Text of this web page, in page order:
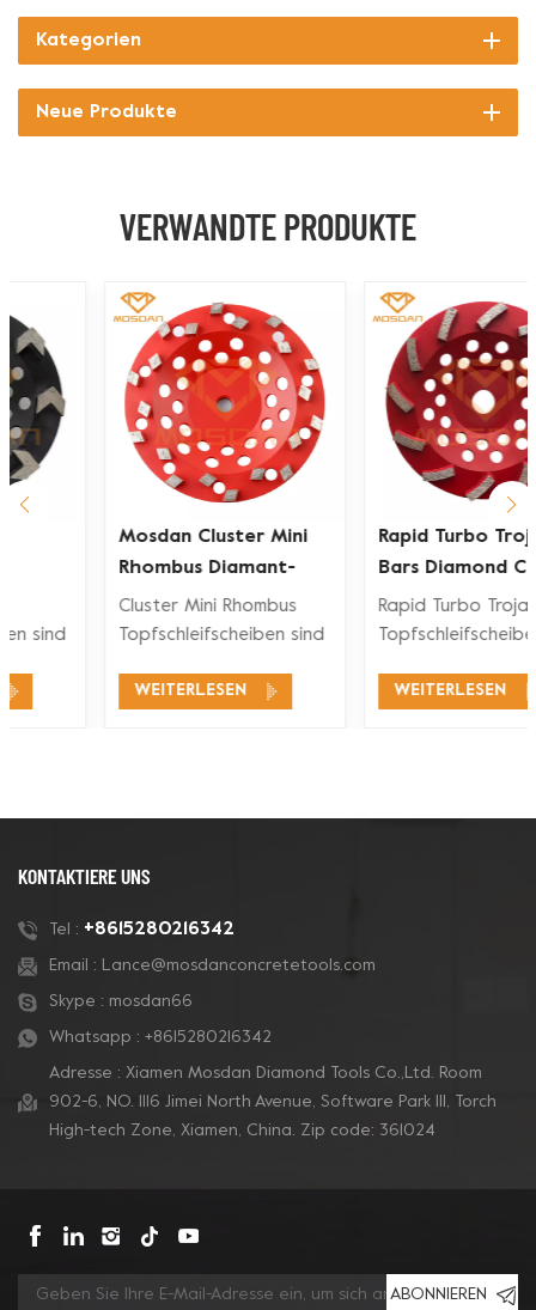
Kategorien
Neue Produkte
VERWANDTE PRODUKTE
Mosdan Cluster Mini
Rhombus Diamant-
Schleifscheiben
Cluster Mini Rhombus
Topfschleifscheiben sind
dem Bediener eine
minimieren das Verkleben
WEITERLESEN
Rapid Turbo Trojan
Bars Diamond Cup
Wheels
Rapid Turbo Trojan
Topfschleifscheiben sind
WEITERLESEN
KONTAKTIERE UNS
Tel : +8615280216342
Email : Lance@mosdanconcretetools.com
Skype : mosdan66
Whatsapp : +8615280216342
Adresse : Xiamen Mosdan Diamond Tools Co.,Ltd. Room
902-6, NO. 1116 Jimei North Avenue, Software Park Ill, Torch
High-tech Zone, Xiamen, China. Zip code: 361024
ABONNIEREN